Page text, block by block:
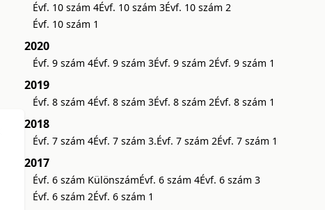
Évf. 10 szám 4Évf. 10 szám 3Évf. 10 szám 2
Évf. 10 szám 1
2020
Évf. 9 szám 4Évf. 9 szám 3Évf. 9 szám 2Évf. 9 szám 1
2019
Évf. 8 szám 4Évf. 8 szám 3Évf. 8 szám 2Évf. 8 szám 1
2018
Évf. 7 szám 4Évf. 7 szám 3.Évf. 7 szám 2Évf. 7 szám 1
2017
Évf. 6 szám KülönszámÉvf. 6 szám 4Évf. 6 szám 3
Évf. 6 szám 2Évf. 6 szám 1